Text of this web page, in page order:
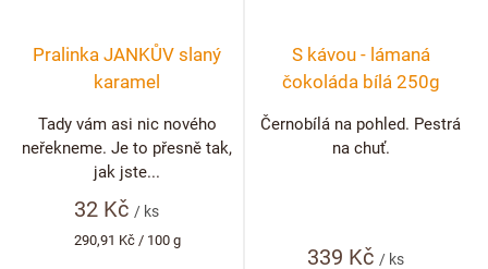
Pralinka JANKŮV slaný
karamel
32 Kč / ks
Měrná
290,91 Kč / 100 g
Tady vám asi nic nového
neřekneme. Je to přesně tak,
jak jste...
S kávou - lámaná
čokoláda bílá 250g
339 Kč/ ks
Černobílá na pohled. Pestrá
na chuť.